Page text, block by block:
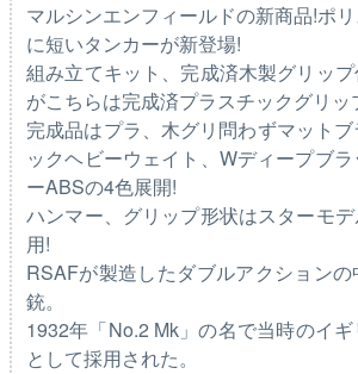
マルシンエンフィールドの新商品!ポ
に短いタンカーが新登場!
組み立てキット、完成済木製グリッ
がこちらは完成済プラスチックグリッ
完成品はプラ、木グリ問わずマット
ックヘビーウェイト、Wディープブ
ーABSの4色展開!
ハンマー、グリップ形状はスターモ
用!
RSAFが製造したダブルアクション
銃。
1932年「No.2 Mk」の名で当時のイ
として採用された。